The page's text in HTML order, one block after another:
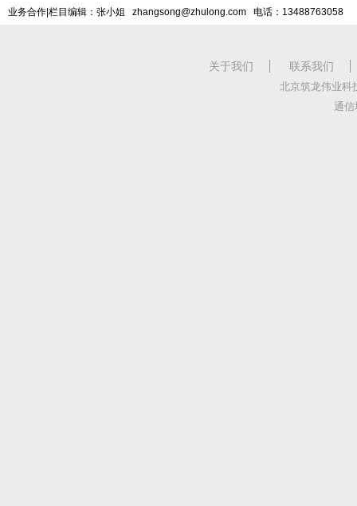
业务合作|栏目编辑：张小姐 zhangsong@zhulong.com 电话：13488763058
关于我们 联系我们
北京筑龙伟业科
通